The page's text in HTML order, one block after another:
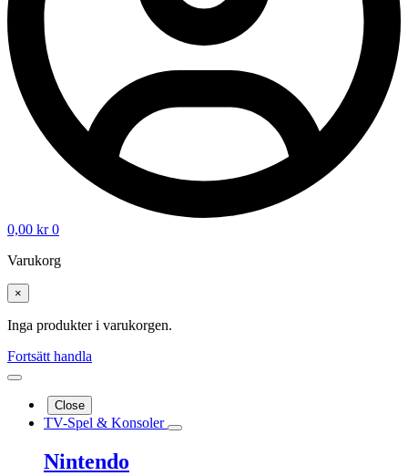
0,00 kr 0
Varukorg
×
Inga produkter i varukorgen.
Fortsätt handla
Close
TV-Spel & Konsoler
Nintendo